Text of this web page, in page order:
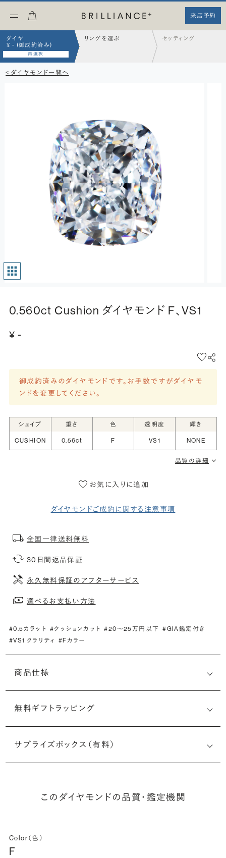
来店予約
ダイヤ
¥ - (御成約済み)
再選択
リングを選ぶ セッティング
< ダイヤモンド一覧へ
0.560ct Cushion ダイヤモンド F、VS1
¥ -
御成約済みのダイヤモンドです。お手数ですがダイヤモ
ンドを変更してください。
シェイプ 重さ 色 透明度 輝き
CUSHION 0.56ct F VS1 NONE
品質の詳細
お気に入りに追加
ダイヤモンドご成約に関する注意事項
全国一律送料無料
30日間返品保証
永久無料保証のアフターサービス
選べるお支払い方法
#0.5カラット #クッションカット #20〜25万円以下 #GIA鑑定付き
#VS1 クラリティ
#Fカラー
商品仕様
無料ギフトラッピング
サプライズボックス（有料）
このダイヤモンドの品質・鑑定機関
Color（色）
F